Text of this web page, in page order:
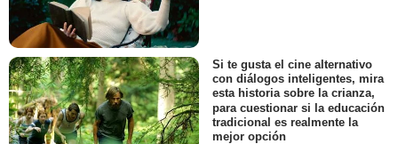
Si te gusta el cine alternativo
con diálogos inteligentes, mira
esta historia sobre la crianza,
para cuestionar si la educación
tradicional es realmente la
mejor opción